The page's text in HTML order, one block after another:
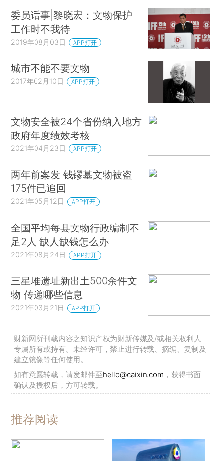
委员话事|黎晓宏：文物保护
工作时不我待
2019年08月03日 APP打开
城市不能不要文物
2017年02月10日 APP打开
文物安全被24个省份纳入地方
政府年度绩效考核
2021年04月23日 APP打开
两年前案发 钱镠墓文物被盗
175件已追回
2021年05月12日 APP打开
全国平均每县文物行政编制不
足2人 缺人缺钱怎么办
2021年08月24日 APP打开
三星堆遗址新出土500余件文
物 传递哪些信息
2021年03月21日 APP打开
财新网所刊载内容之知识产权为财新传媒及/或相关权利人
专属所有或持有。未经许可，禁止进行转载、摘编、复制及
建立镜像等任何使用。
如有意愿转载，请发邮件至hello@caixin.com ，获得书面
确认及授权后，方可转载。
推荐阅读